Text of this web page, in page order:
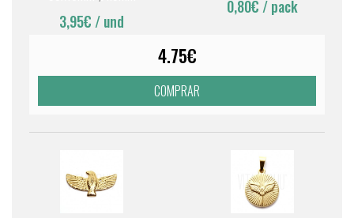
3,95€ / und
0,80€ / pack
4.75€
COMPRAR